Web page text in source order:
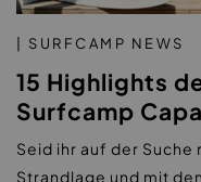
| SURFCAMP NEWS
15 Highlights
Surfcamp
Seid ihr auf der
Strandlage und mit